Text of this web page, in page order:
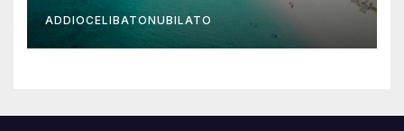
ADDIOCELIBATONUBILATO